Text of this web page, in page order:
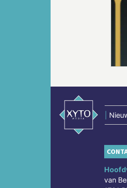
van